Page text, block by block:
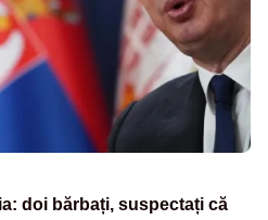
doi bărbați, suspectați că